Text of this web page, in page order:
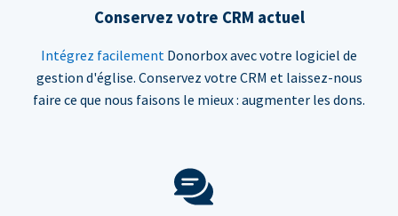
Conservez votre CRM actuel
Intégrez facilement Donorbox avec votre logiciel de
gestion d'église. Conservez votre CRM et laissez-nous
faire ce que nous faisons le mieux : augmenter les dons.